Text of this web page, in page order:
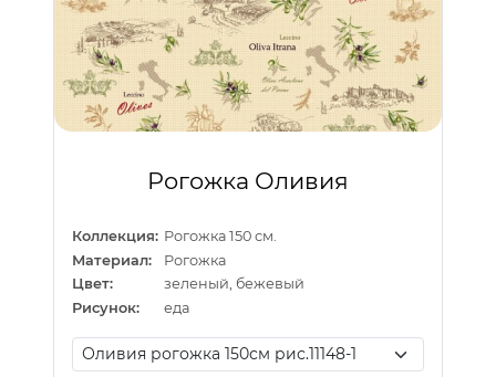
Рогожка Оливия
Коллекция: Рогожка 150 см.
Материал:
Рогожка
Цвет:
зеленый, бежевый
Рисунок:
еда